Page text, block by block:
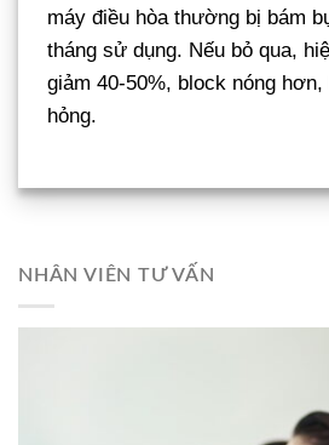
máy điều hòa thường bị bám
tháng sử dụng. Nếu bỏ qua,
giảm 40-50%, block nóng hơn,
hỏng.
NHÂN VIÊN TƯ VẤN